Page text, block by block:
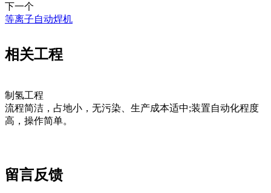
下一个
等离子自动焊机
相关工程
制氢工程
流程简洁，占地小，无污染、生产成本适中;装置自动化程度
高，操作简单。
留言反馈